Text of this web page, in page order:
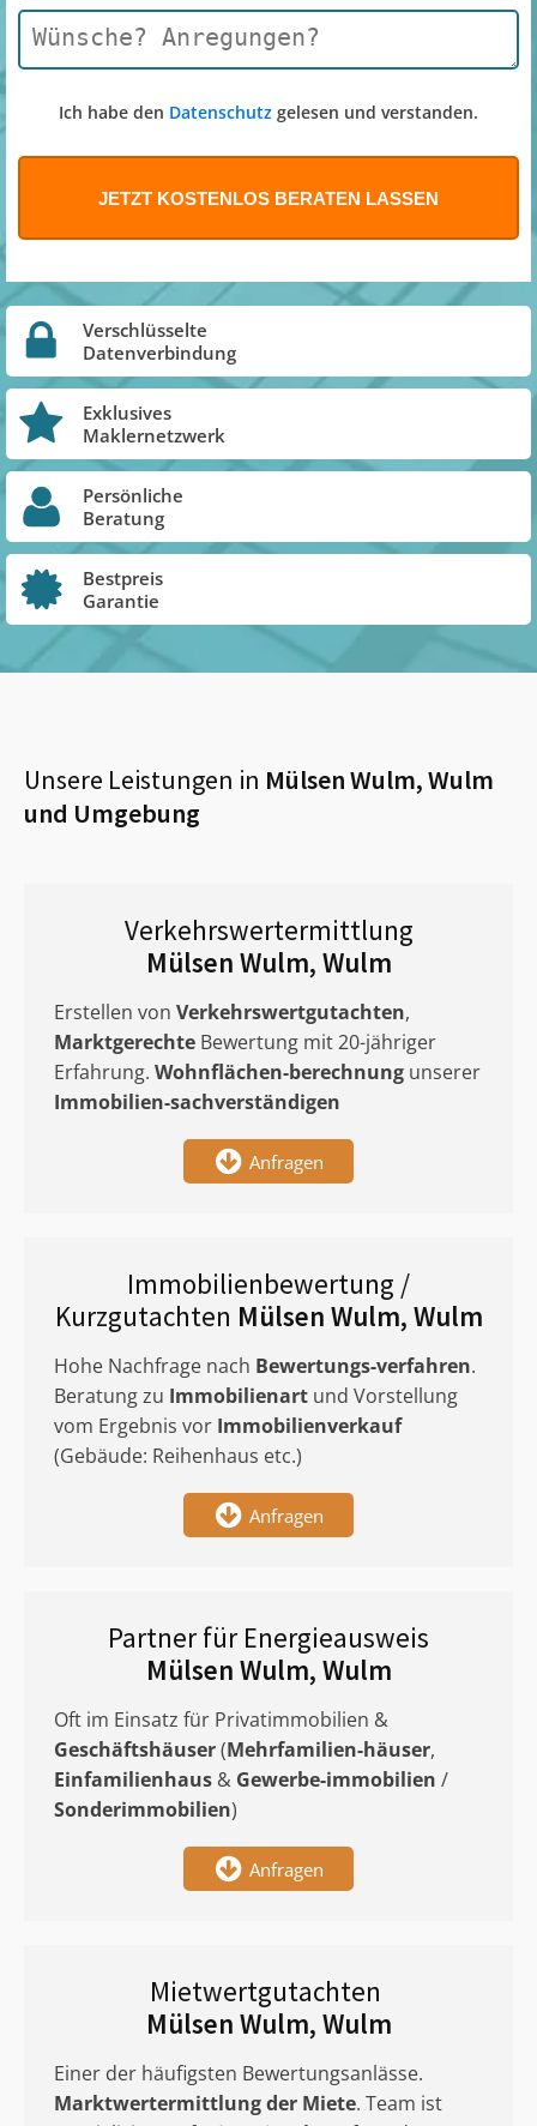
Ich habe den Datenschutz gelesen und verstanden.
Verschlüsselte
Datenverbindung
Exklusives
Maklernetzwerk
Persönliche
Beratung
Bestpreis
Garantie
Unsere Leistungen in Mülsen Wulm, Wulm
und Umgebung
Verkehrswertermittlung
Mülsen Wulm, Wulm
Erstellen von Verkehrswertgutachten,
Marktgerechte Bewertung mit 20-jähriger
Erfahrung. Wohnflächen-berechnung unserer
Immobilien-sachverständigen
Anfragen
Immobilienbewertung /
Kurzgutachten Mülsen Wulm, Wulm
Hohe Nachfrage nach Bewertungs-verfahren.
Beratung zu Immobilienart und Vorstellung
vom Ergebnis vor Immobilienverkauf
(Gebäude: Reihenhaus etc.)
Anfragen
Partner für Energieausweis
Mülsen Wulm, Wulm
Oft im Einsatz für Privatimmobilien &
Geschäftshäuser(Mehrfamilien-häuser,
Einfamilienhaus & Gewerbe-immobilien /
Sonderimmobilien)
Anfragen
Mietwertgutachten
Mülsen Wulm, Wulm
Einer der häufigsten Bewertungsanlässe.
Marktwertermittlungder Miete. Team ist